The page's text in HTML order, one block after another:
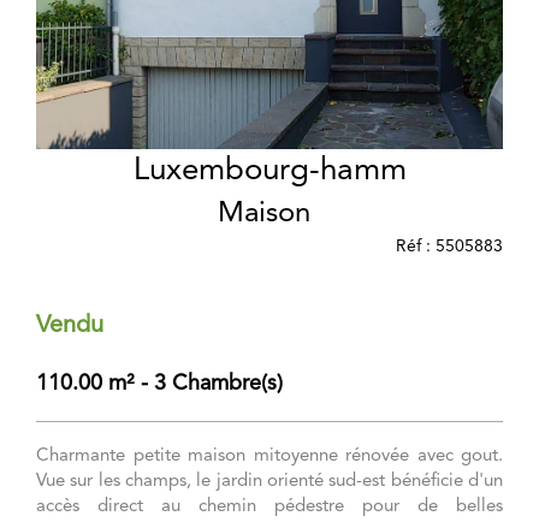
Luxembourg-hamm
Maison
Réf : 5505883
Vendu
110.00 m² - 3 Chambre(s)
Charmante petite maison mitoyenne rénovée avec gout.
Vue sur les champs, le jardin orienté sud-est bénéficie d'un
accès direct au chemin pédestre pour de belles